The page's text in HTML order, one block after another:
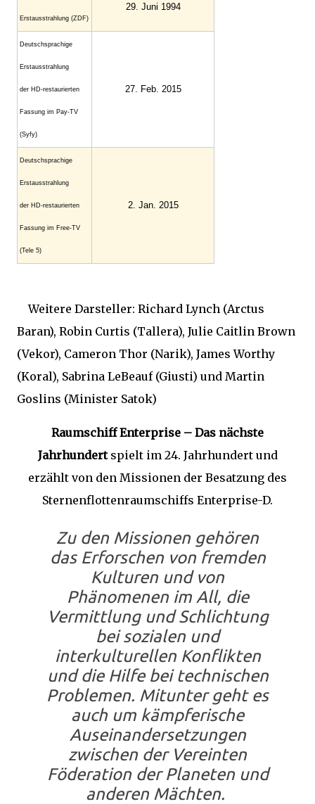
Erstaus­strahlung (ZDF)
29. Juni 1994
Deutschsprachige
Erstausstrahlung
der HD-restaurierten
Fassung im Pay-TV
(Syfy)
27. Feb. 2015
Deutschsprachige
Erstausstrahlung
der HD-restaurierten
Fassung im Free-TV
(Tele 5)
2. Jan. 2015
Weitere Darsteller: Richard Lynch (Arctus
Baran), Robin Curtis (Tallera), Julie Caitlin Brown
(Vekor), Cameron Thor (Narik), James Worthy
(Koral), Sabrina LeBeauf (Giusti) und Martin
Goslins (Minister Satok)
Raumschiff Enterprise – Das nächste
Jahrhundertspielt im 24. Jahrhundert und
erzählt von den Missionen der Besatzung des
Sternenflottenraumschiffs Enterprise-D.
Zu den Missionen gehören
das Erforschen von fremden
Kulturen und von
Phänomenen im All, die
Vermittlung und Schlichtung
bei sozialen und
interkulturellen Konflikten
und die Hilfe bei technischen
Problemen. Mitunter geht es
auch um kämpferische
Auseinandersetzungen
zwischen der Vereinten
Föderation der Planeten und
anderen Mächten.